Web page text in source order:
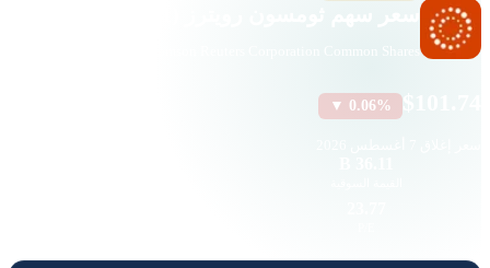
سعر سهم ثومسون رويترز (TRI)
Thomson Reuters Corporation Common Shares · الصناعات · ناسداك
▼ 0.06%